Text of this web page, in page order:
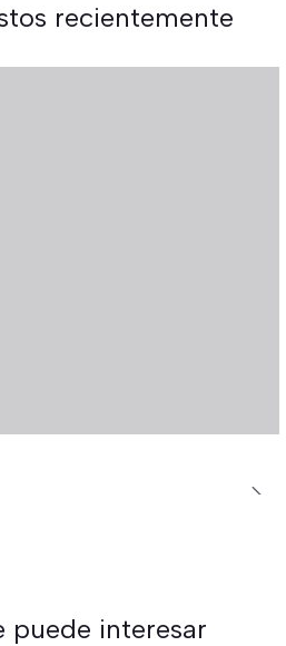
recientemente
puede interesar